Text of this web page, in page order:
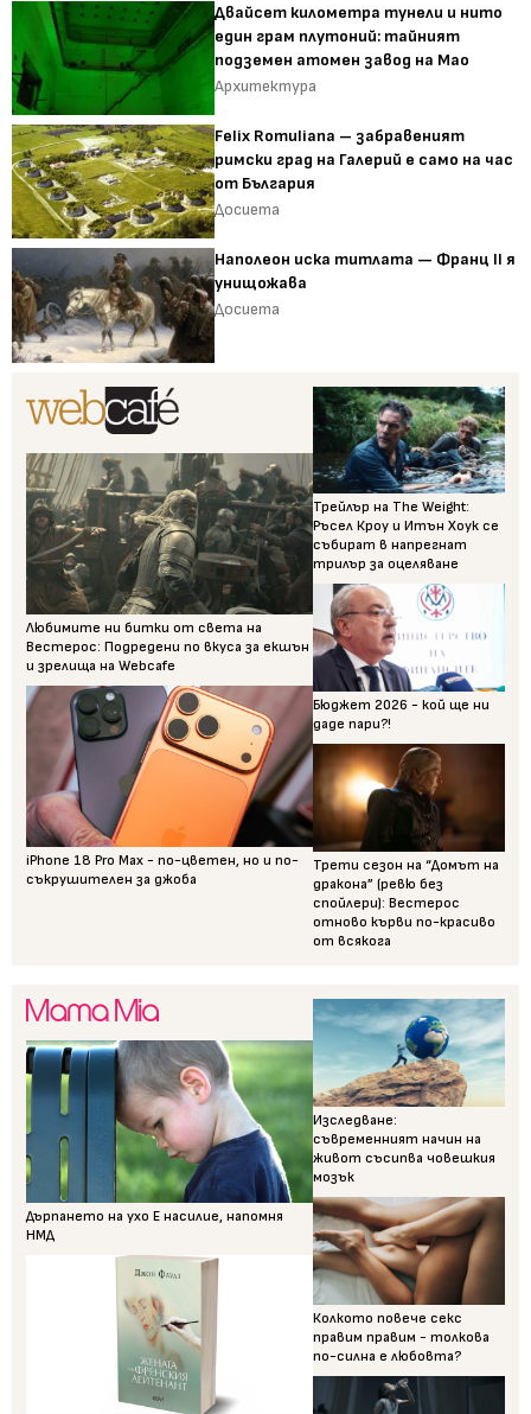
Двайсет километра тунели и нито
един грам плутоний: тайният
подземен атомен завод на Мао
Архитектура
Felix Romuliana – забравеният
римски град на Галерий е само на час
от България
Досиета
Наполеон иска титлата — Франц II я
унищожава
Досиета
Любимите ни битки от света на
Вестерос: Подредени по вкуса за екшън
и зрелища на Webcafe
iPhone 18 Pro Max - по-цветен, но и по-
съкрушителен за джоба
Трейлър на The Weight:
Ръсел Кроу и Итън Хоук се
събират в напрегнат
трилър за оцеляване
Бюджет 2026 - кой ще ни
даде пари?!
Трети сезон на “Домът на
дракона” (ревю без
спойлери): Вестерос
отново кърви по-красиво
от всякога
Дърпането на ухо Е насилие, напомня
НМД
Изследване:
съвременният начин на
живот съсипва човешкия
мозък
Колкото повече секс
правим правим - толкова
по-силна е любовта?